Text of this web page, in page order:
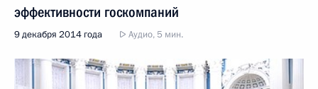
эффективности госкомпаний
9 декабря 2014 года Аудио, 5 мин.